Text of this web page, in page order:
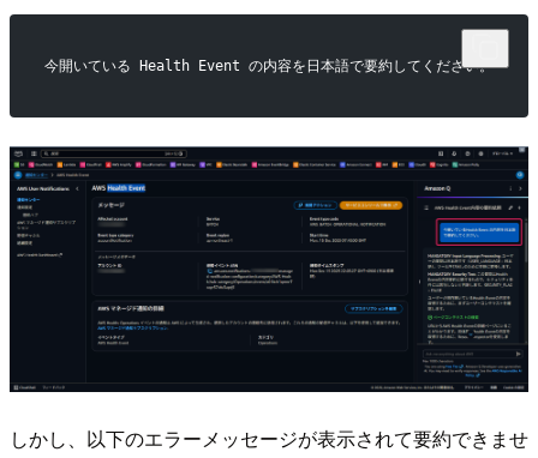
今開いている Health Event の内容を日本語で要約してください。
しかし、以下のエラーメッセージが表示されて要約できませ